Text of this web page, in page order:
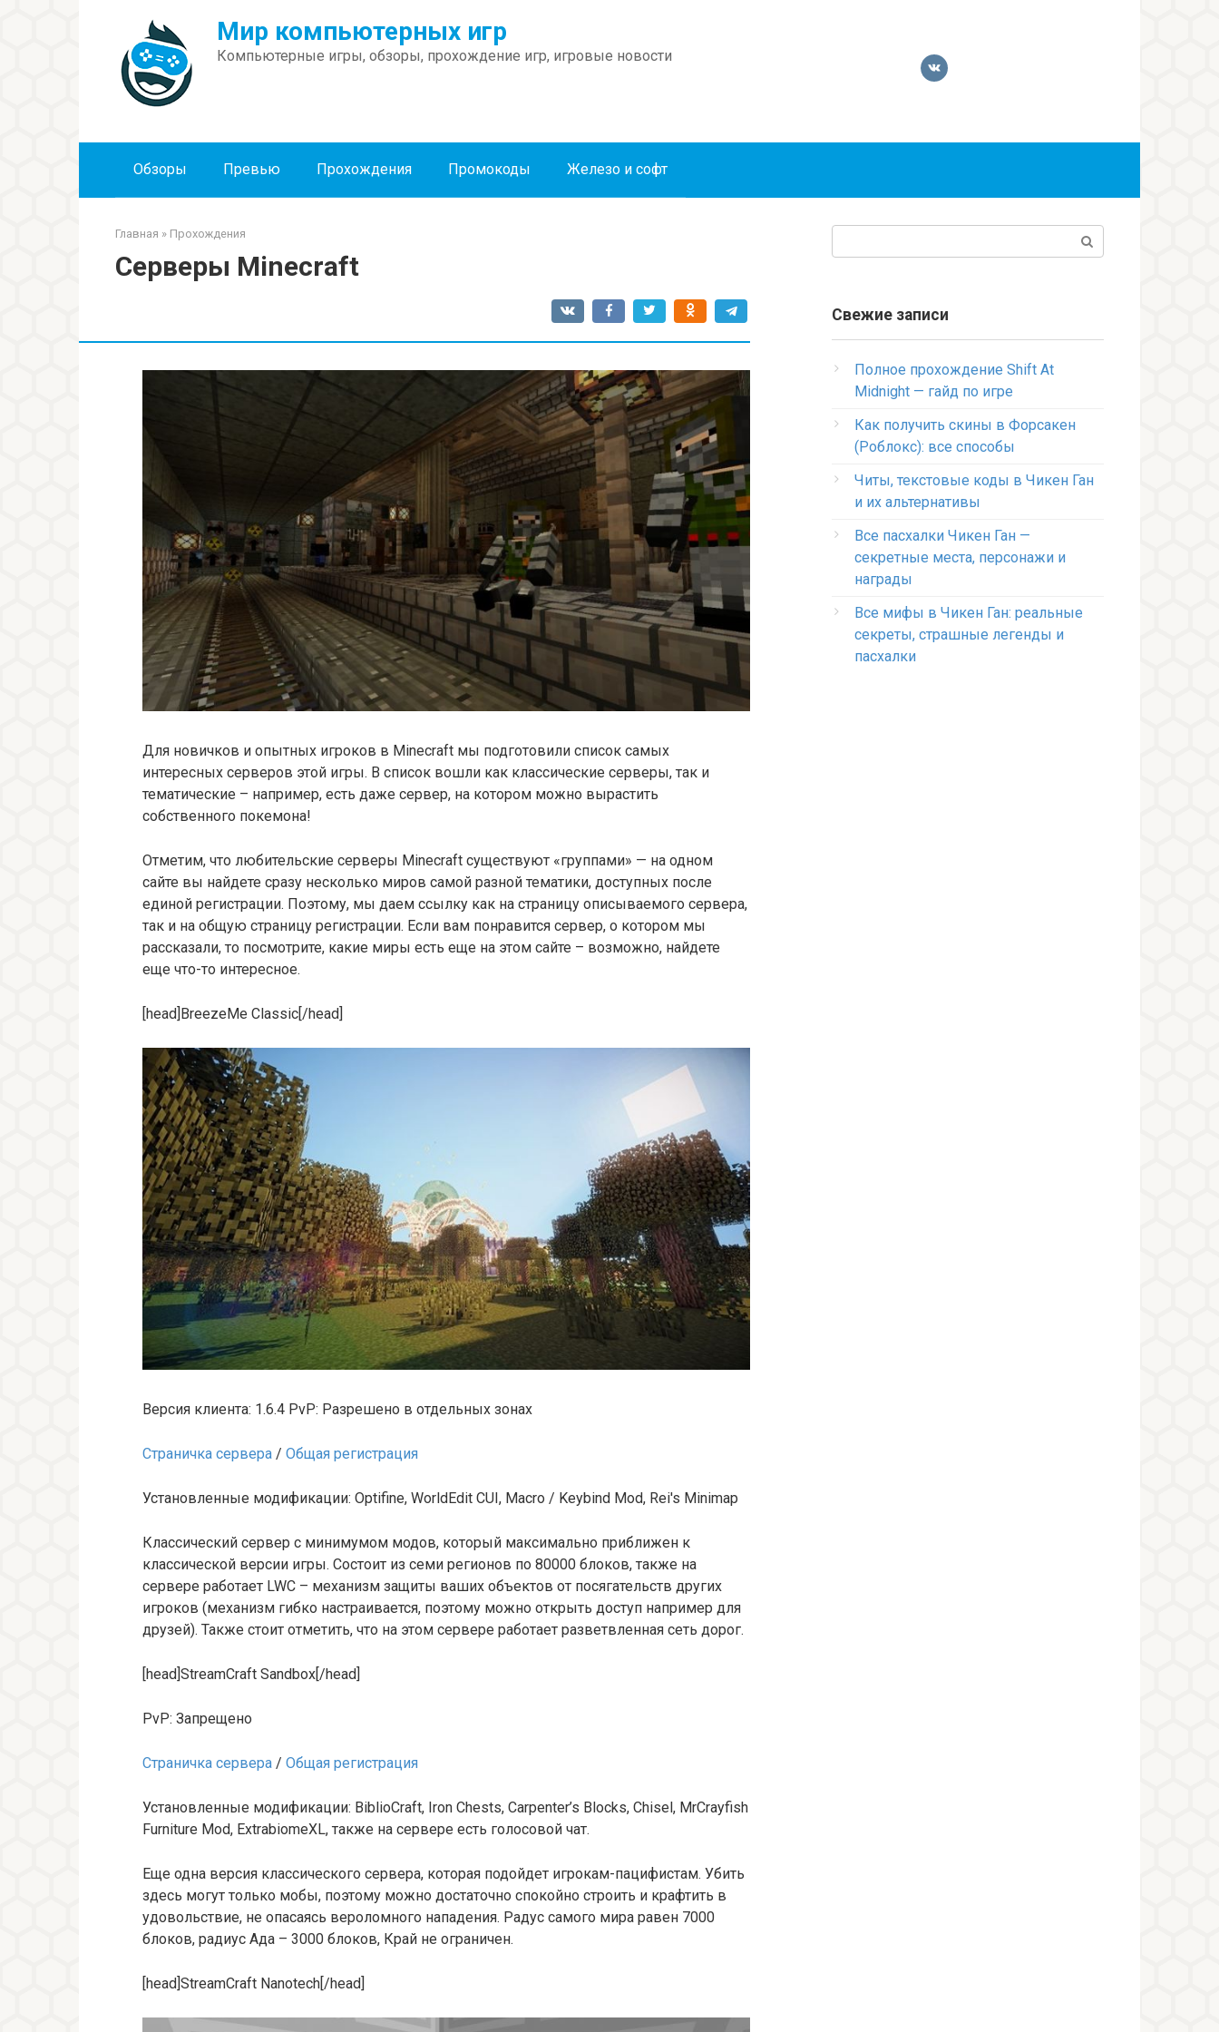
Мир компьютерных игр
Компьютерные игры, обзоры, прохождение игр, игровые новости
Обзоры Превью Прохождения Промокоды Железо и софт
Главная » Прохождения
Серверы Minecraft
Для новичков и опытных игроков в Minecraft мы подготовили список самых
интересных серверов этой игры. В список вошли как классические серверы, так и
тематические – например, есть даже сервер, на котором можно вырастить
собственного покемона!
Отметим, что любительские серверы Minecraft существуют «группами» — на одном
сайте вы найдете сразу несколько миров самой разной тематики, доступных после
единой регистрации. Поэтому, мы даем ссылку как на страницу описываемого сервера,
так и на общую страницу регистрации. Если вам понравится сервер, о котором мы
рассказали, то посмотрите, какие миры есть еще на этом сайте – возможно, найдете
еще что-то интересное.
[head]BreezeMe Classic[/head]
Версия клиента: 1.6.4 PvP: Разрешено в отдельных зонах
Страничка сервера / Общая регистрация
Установленные модификации: Optifine, WorldEdit CUI, Macro / Keybind Mod, Rei's Minimap
Классический сервер с минимумом модов, который максимально приближен к
классической версии игры. Состоит из семи регионов по 80000 блоков, также на
сервере работает LWC – механизм защиты ваших объектов от посягательств других
игроков (механизм гибко настраивается, поэтому можно открыть доступ например для
друзей). Также стоит отметить, что на этом сервере работает разветвленная сеть дорог.
[head]StreamCraft Sandbox[/head]
PvP: Запрещено
Страничка сервера / Общая регистрация
Установленные модификации: BiblioCraft, Iron Chests, Carpenter’s Blocks, Chisel, MrCrayfish
Furniture Mod, ExtrabiomeXL, также на сервере есть голосовой чат.
Еще одна версия классического сервера, которая подойдет игрокам-пацифистам. Убить
здесь могут только мобы, поэтому можно достаточно спокойно строить и крафтить в
удовольствие, не опасаясь вероломного нападения. Радус самого мира равен 7000
блоков, радиус Ада – 3000 блоков, Край не ограничен.
[head]StreamCraft Nanotech[/head]
Свежие записи
Полное прохождение Shift At
Midnight — гайд по игре
Как получить скины в Форсакен
(Роблокс): все способы
Читы, текстовые коды в Чикен Ган
и их альтернативы
Все пасхалки Чикен Ган —
секретные места, персонажи и
награды
Все мифы в Чикен Ган: реальные
секреты, страшные легенды и
пасхалки